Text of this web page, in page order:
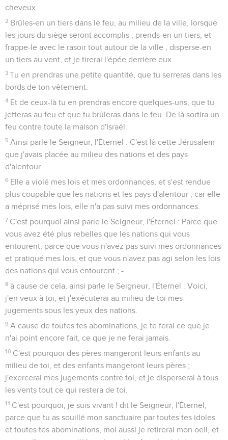
cheveux.
2 Brûles-en un tiers dans le feu, au milieu de la ville, lorsque
les jours du siège seront accomplis ; prends-en un tiers, et
frappe-le avec le rasoir tout autour de la ville ; disperse-en
un tiers au vent, et je tirerai l'épée derrière eux.
3 Tu en prendras une petite quantité, que tu serreras dans les
bords de ton vêtement.
4 Et de ceux-là tu en prendras encore quelques-uns, que tu
jetteras au feu et que tu brûleras dans le feu. De là sortira un
feu contre toute la maison d'Israël.
5 Ainsi parle le Seigneur, l'Éternel : C'est là cette Jérusalem
que j'avais placée au milieu des nations et des pays
d'alentour.
6 Elle a violé mes lois et mes ordonnances, et s'est rendue
plus coupable que les nations et les pays d'alentour ; car elle
a méprisé mes lois, elle n'a pas suivi mes ordonnances.
7 C'est pourquoi ainsi parle le Seigneur, l'Éternel : Parce que
vous avez été plus rebelles que les nations qui vous
entourent, parce que vous n'avez pas suivi mes ordonnances
et pratiqué mes lois, et que vous n'avez pas agi selon les lois
des nations qui vous entourent ; -
8 à cause de cela, ainsi parle le Seigneur, l'Éternel : Voici,
j'en veux à toi, et j'exécuterai au milieu de toi mes
jugements sous les yeux des nations.
9 A cause de toutes tes abominations, je te ferai ce que je
n'ai point encore fait, ce que je ne ferai jamais.
10 C'est pourquoi des pères mangeront leurs enfants au
milieu de toi, et des enfants mangeront leurs pères ;
j'exercerai mes jugements contre toi, et je disperserai à tous
les vents tout ce qui restera de toi.
11 C'est pourquoi, je suis vivant ! dit le Seigneur, l'Éternel,
parce que tu as souillé mon sanctuaire par toutes tes idoles
et toutes tes abominations, moi aussi je retirerai mon oeil, et